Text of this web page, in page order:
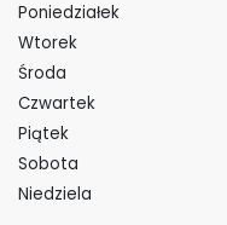
Poniedziałek
Wtorek
Środa
Czwartek
Piątek
Sobota
Niedziela